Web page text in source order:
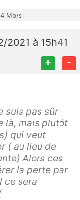
Mb/s
2021 à 15h41
+ -
suis pas sûr
là, mais plutôt
qui veut
( au lieu de
Alors ces
la perte par
ce sera